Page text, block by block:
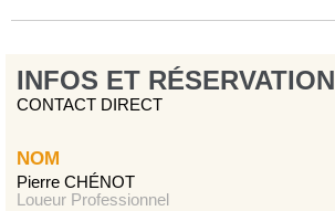
INFOS ET RÉSERVATION
CONTACT DIRECT
NOM
Pierre CHÉNOT
Loueur Professionnel